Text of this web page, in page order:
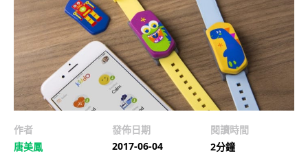
作者
唐美鳳
發佈日期
2017-06-04
閱讀時間
2分鐘